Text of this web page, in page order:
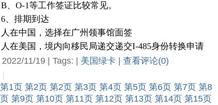
B、O-1等工作签证比较常见。
6、排期到达
人在中国，选择在广州领事馆面签
人在美国，境内向移民局递交递交I-485身份转换申请
2022/11/19 | Tags: | 美国绿卡
查看评论(0)
第1页 第2页 第2页 第3页 第4页 第5页 第6页 第7页 第8
页 第9页 第10页 第11页 第12页 第13页 第14页 第15页